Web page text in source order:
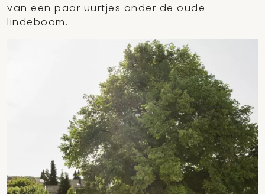
van een paar uurtjes onder de oude
lindeboom.